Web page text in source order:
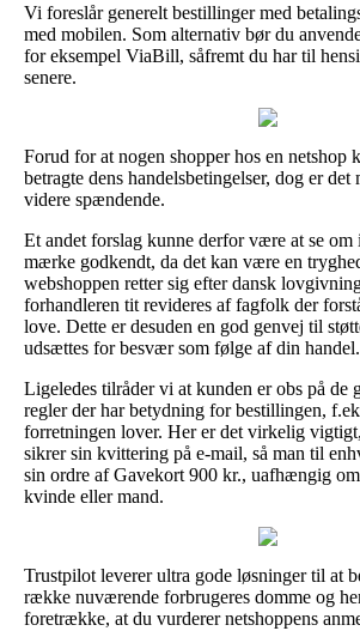
Vi foreslår generelt bestillinger med
med mobilen. Som alternativ bør du
for eksempel ViaBill, såfremt du har til
senere.
Forud for at nogen shopper hos en netshop
betragte dens handelsbetingelser, dog er det
videre spændende.
Et andet forslag kunne derfor være at se om
mærke godkendt, da det kan være en
webshoppen retter sig efter dansk
forhandleren tit revideres af fagfolk der
love. Dette er desuden en god genvej til
udsættes for besvær som følge af din handel.
Ligeledes tilråder vi at kunden er obs på de
regler der har betydning for bestillingen,
forretningen lover. Her er det virkelig
sikrer sin kvittering på e-mail, så man til
sin ordre af Gavekort 900 kr., uafhængig
kvinde eller mand.
Trustpilot leverer ultra gode løsninger til at
række nuværende forbrugeres domme og
foretrække, at du vurderer netshoppens